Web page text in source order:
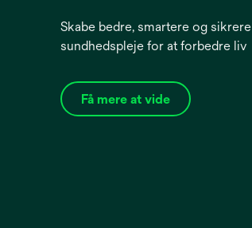
Skabe bedre, smartere og sikrere
sundhedspleje for at forbedre liv
Få mere at vide